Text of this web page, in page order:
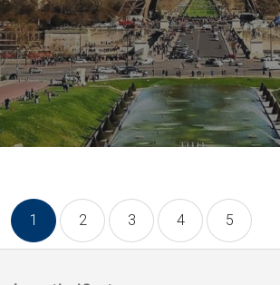
1 2 3 4 5